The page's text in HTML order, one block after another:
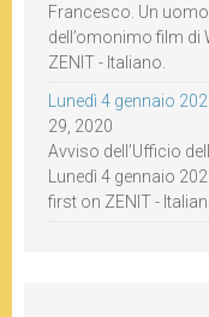
Francesco. Un
dell’omonimo film di
ZENIT - Italiano.
Lunedì 4 gennaio
29, 2020
Avviso dell’Ufficio
Lunedì 4 gennaio
first on ZENIT -